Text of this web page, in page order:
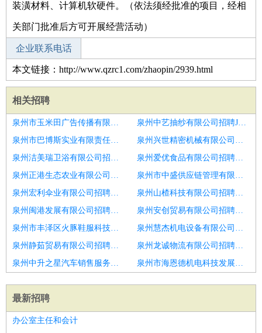
装潢材料、计算机软硬件。（依法须经批准的项目，经相
关部门批准后方可开展经营活动）
企业联系电话
本文链接：http://www.qzrc1.com/zhaopin/2939.html
相关招聘
泉州市玉米田广告传播有限公司招聘JAVA
泉州中艺抽纱有限公司招聘JAVA软件工程师
泉州市巴博斯实业有限责任公司招聘软件工程师
泉州兴世精密机械有限公司招聘驱动器软件工程师
泉州洁美瑞卫浴有限公司招聘生产中心
泉州爱优食品有限公司招聘软件工程师
泉州正港生态农业有限公司招聘算法软件工程师
泉州市中盛供应链管理有限公司招聘嵌入式软件工程师
泉州宏利伞业有限公司招聘软件工程师
泉州山楂科技有限公司招聘嵌入式软件工程师
泉州闽港发展有限公司招聘惯导软件工程师
泉州安创贸易有限公司招聘软件开发助理工程师
泉州市丰泽区火豚鞋服科技有限公司招聘烟台市招聘软件工程师6
泉州慧杰机电设备有限公司招聘嵌入式软件工程师
泉州静茹贸易有限公司招聘软件工程师
泉州龙诚物流有限公司招聘嵌入式软件工程师
泉州中升之星汽车销售服务有限公司招聘嵌入式软件工程师
泉州市海恩德机电科技发展有限公司招聘软件实施工程师
最新招聘
办公室主任和会计